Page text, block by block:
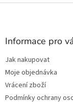
Z
Informace pro
Jak nakupovat
Moje objednávka
Vrácení zboží
Podmínky ochrany